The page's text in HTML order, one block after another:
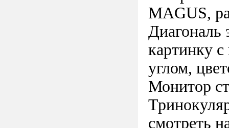
MAGUS,
Диагональ
картинку
углом,
Монитор
смотреть